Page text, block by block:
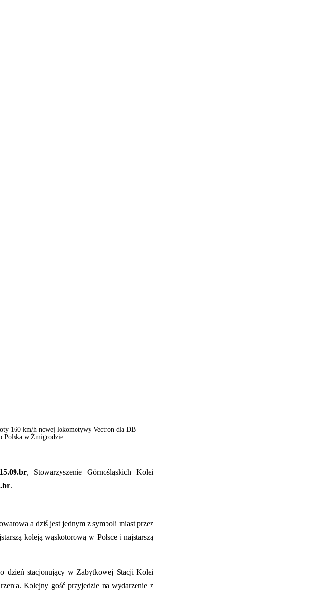
160 km/h nowej lokomotywy Vectron dla DB
Polska w Żmigrodzie
, Stowarzyszenie Górnośląskich Kolei
.
a dziś jest jednym z symboli miast przez
koleją wąskotorową w Polsce i najstarszą
dzień stacjonujący w Zabytkowej Stacji Kolei
Kolejny gość przyjedzie na wydarzenie z